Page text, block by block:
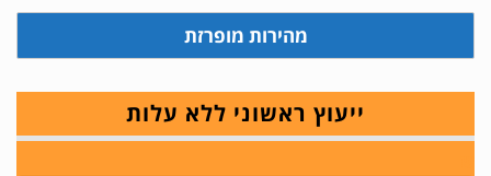
מהירות מופרזת
ייעוץ ראשוני ללא עלות